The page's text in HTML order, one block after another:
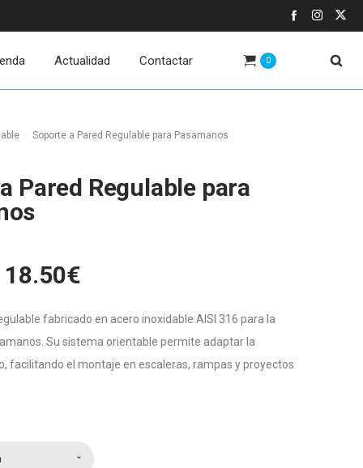
Actualidad Contactar 0
Soporte a Pared Regulable para Pasamanos
Pared Regulable para
18.50€Rango
precios:
desde
18.20€
fabricado en acero inoxidable AISI 316 para la
Su sistema orientable permite adaptar la
facilitando el montaje en escaleras, rampas y proyectos